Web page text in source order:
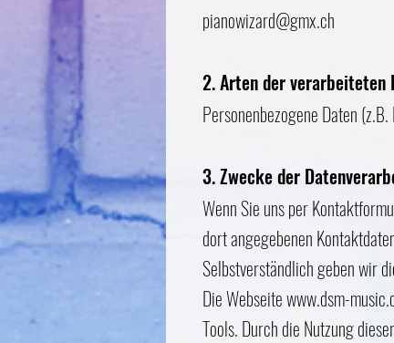
pianowizard@gmx.ch
2. Arten der verarbeiteten
Personenbezogene Daten
3. Zwecke der
Wenn Sie uns per
dort angegebenen
Selbstverständlich geben wir
Die Webseitewww.dsm-
Tools. Durch die Nutzung